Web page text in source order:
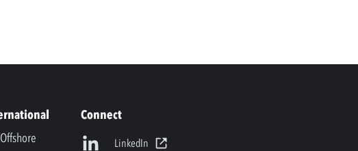
Connect
LinkedIn